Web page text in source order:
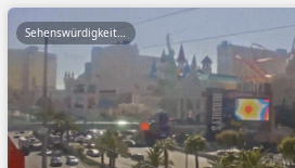
Sehenswürdigkeiten